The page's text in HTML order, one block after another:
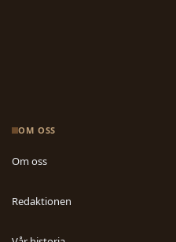
OM OSS
Om oss
Redaktionen